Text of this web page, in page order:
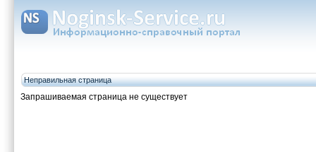
Неправильная страница
Запрашиваемая страница не существует